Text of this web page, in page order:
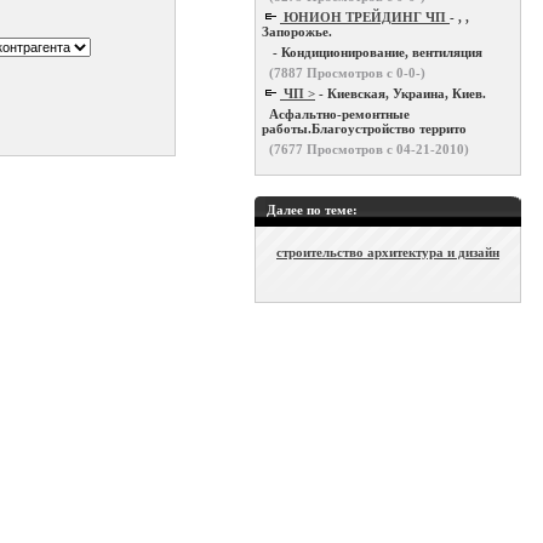
ЮНИОН ТРЕЙДИНГ ЧП - , ,
Запорожье.
- Кондиционирование, вентиляция
(7887 Просмотров с 0-0-)
ЧП > - Киевская, Украина, Киев.
Асфальтно-ремонтные
работы.Благоустройство террито
(7677 Просмотров с 04-21-2010)
Далее по теме:
строительство архитектура и дизайн